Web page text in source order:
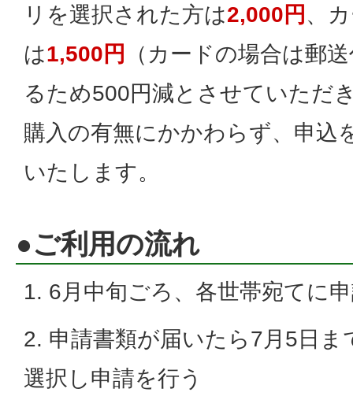
リを選択された方は2,000円 、
は1,500円
（カードの場合は郵
るため500円減とさせていただ
購入の有無にかかわらず、申込
いたします。
●ご利用の流れ
1. 6月中旬ごろ、各世帯宛てに
2. 申請書類が届いたら7月5日ま
選択し申請を行う